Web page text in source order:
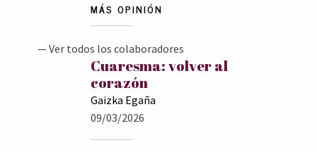
MÁS OPINIÓN
Cuaresma: volver al
corazón
Gaizka Egaña
09/03/2026
— Ver todos los colaboradores